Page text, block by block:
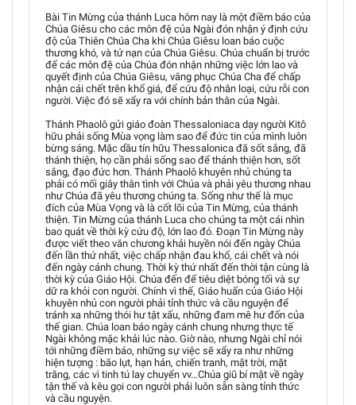
Bài Tin Mừng của thánh Luca hôm nay là một điềm báo của
Chúa Giêsu cho các môn đệ của Ngài đón nhận ý định cứu
độ của Thiên Chúa Cha khi Chúa Giêsu loan báo cuộc
thương khó, và tử nạn của Chúa Giêsu. Chúa chuẩn bị trước
để các môn đệ của Chúa đón nhận những việc lớn lao và
quyết định của Chúa Giêsu, vâng phục Chúa Cha để chấp
nhận cái chết trên khổ giá, để cứu độ nhân loại, cứu rỗi con
người. Việc đó sẽ xẩy ra với chính bản thân của Ngài.
Thánh Phaolô gửi giáo đoàn Thessaloniaca dạy người Kitô
hữu phải sống Mùa vọng làm sao để đức tin của mình luôn
bừng sáng. Mặc dầu tín hữu Thessalonica đã sốt sắng, đã
thánh thiện, họ cần phải sống sao để thánh thiện hơn, sốt
sắng, đạo đức hơn. Thánh Phaolô khuyên nhủ chúng ta
phải có mối giây thân tình với Chúa và phải yêu thương nhau
như Chúa đã yêu thương chúng ta. Sống như thế là mục
đích của Mùa Vọng và là cốt lõi của Tin Mừng, của thánh
thiện. Tin Mừng của thánh Luca cho chúng ta một cái nhìn
bao quát về thời kỳ cứu độ, lớn lao đó. Đoạn Tin Mừng này
được viết theo văn chương khải huyền nói đến ngày Chúa
đến lần thứ nhất, việc chấp nhận đau khổ, cái chết và nói
đến ngày cánh chung. Thời kỳ thứ nhất đến thời tận cùng là
thời kỳ của Giáo Hội. Chúa đến để tiêu diệt bóng tối và sự
dữ ra khỏi con người. Chính vì thế, Giáo huấn của Giáo Hội
khuyên nhủ con người phải tỉnh thức và cầu nguyện để
tránh xa những thói hư tật xấu, những đam mê hư đốn của
thế gian. Chúa loan báo ngày cánh chung nhưng thực tế
Ngài không mặc khải lúc nào. Giờ nào, nhưng Ngài chỉ nói
tới những điềm báo, những sự việc sẽ xẩy ra như những
hiện tượng : bão lụt, hạn hán, chiến tranh, mặt trời, mặt
trăng, các vì tinh tú lay chuyển vv…Chúa giũ bí mật về ngày
tận thế và kêu gọi con người phải luôn sẵn sàng tỉnh thức
và cầu nguyện.